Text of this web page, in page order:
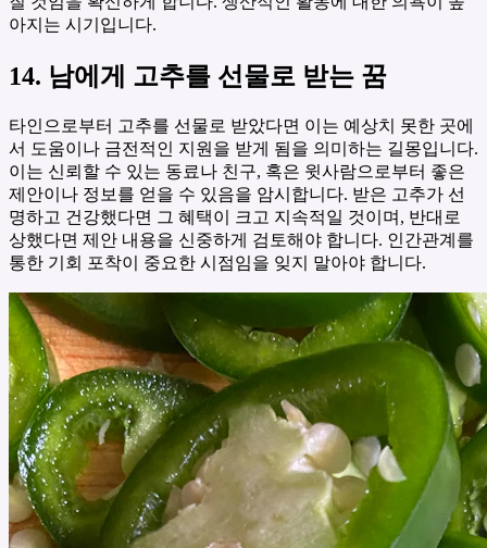
아지는 시기입니다.
14. 남에게 고추를 선물로 받는 꿈
타인으로부터 고추를 선물로 받았다면 이는 예상치 못한 곳에
서 도움이나 금전적인 지원을 받게 됨을 의미하는 길몽입니다.
이는 신뢰할 수 있는 동료나 친구, 혹은 윗사람으로부터 좋은
제안이나 정보를 얻을 수 있음을 암시합니다. 받은 고추가 선
명하고 건강했다면 그 혜택이 크고 지속적일 것이며, 반대로
상했다면 제안 내용을 신중하게 검토해야 합니다. 인간관계를
통한 기회 포착이 중요한 시점임을 잊지 말아야 합니다.